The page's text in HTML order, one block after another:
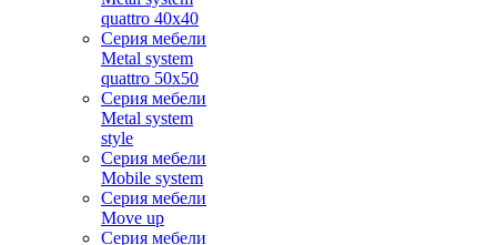
quattro 40x40
Серия мебели
Metal system
quattro 50x50
Серия мебели
Metal system
style
Серия мебели
Mobile system
Серия мебели
Move up
Серия мебели